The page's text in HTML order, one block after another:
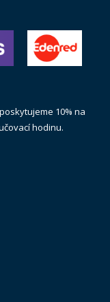
10% na
hodinu.